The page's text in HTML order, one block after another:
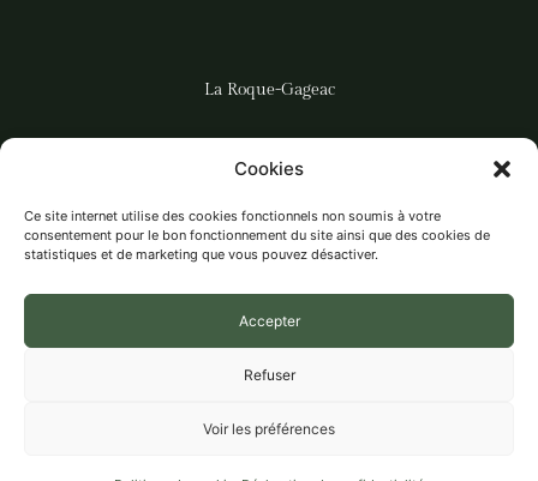
Cookies
Ce site internet utilise des cookies fonctionnels non soumis à votre
consentement pour le bon fonctionnement du site ainsi que des cookies de
statistiques et de marketing que vous pouvez désactiver.
Accepter
Refuser
Voir les préférences
La Roque-Gageac
LES ACTIVITÉS
LES ASSOCIATIONS
BIT ET AGENCE POSTALE